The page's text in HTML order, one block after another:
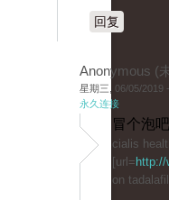
回复
Anonymous (
星期三, 06/05/2019
永久连接
冒个泡
cialis
[url=
on